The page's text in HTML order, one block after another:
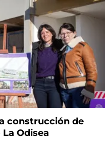
construcción de
Odisea